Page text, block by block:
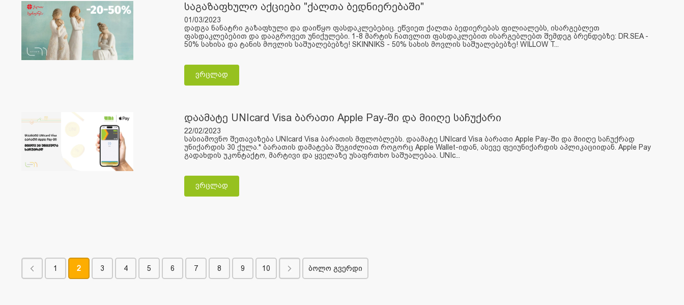
საგაზაფხულო აქციები "ქალთა ბედნიერებაში"
01/03/2023
დადგა ნანატრი გაზაფხული და დაიწყო ფასდაკლებებიც. ეწვიეთ ქალთა ბედიერებას ფილიალებს, ისარგებლეთ
ფასდაკლებებით და დააგროვეთ უნიქულები. 1-8 მარტის ჩათვლით ფასდაკლებით ისარგებლებთ შემდეგ ბრენდებზე: DR.SEA -
50% სახისა და ტანის მოვლის საშუალებებზე! SKINNIKS - 50% სახის მოვლის საშუალებებზე! WILLOW T...
ვრცლად
დაამატე UNIcard Visa ბარათი Apple Pay-ში და მიიღე საჩუქარი
22/02/2023
სასიამოვნო შეთავაზება UNIcard Visa ბარათის მფლობლებს. დაამატე UNIcard Visa ბარათი Apple Pay-ში და მიიღე საჩუქრად
უნიქარდის 30 ქულა.* ბარათის დამატება შეგიძლიათ როგორც Apple Wallet-იდან, ასევე ფეიუნიქარდის აპლიკაციიდან. Apple Pay
გადახდის უკონტაქტო, მარტივი და ყველაზე უსაფრთხო საშუალებაა. UNIc...
ვრცლად
1 2 3 4 5 6 7 8 9 10 ბოლო გვერდი